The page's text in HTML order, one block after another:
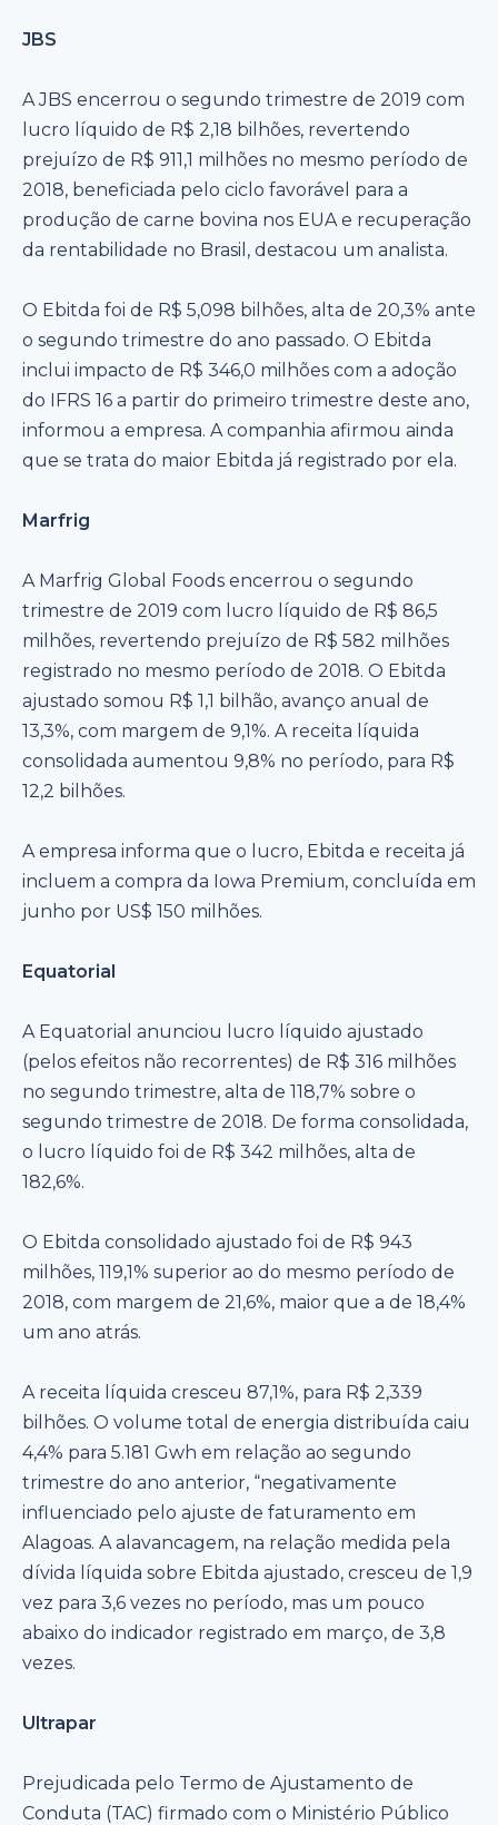
JBS
A JBS encerrou o segundo trimestre de 2019 com
lucro líquido de R$ 2,18 bilhões, revertendo
prejuízo de R$ 911,1 milhões no mesmo período de
2018, beneficiada pelo ciclo favorável para a
produção de carne bovina nos EUA e recuperação
da rentabilidade no Brasil, destacou um analista.
O Ebitda foi de R$ 5,098 bilhões, alta de 20,3% ante
o segundo trimestre do ano passado. O Ebitda
inclui impacto de R$ 346,0 milhões com a adoção
do IFRS 16 a partir do primeiro trimestre deste ano,
informou a empresa. A companhia afirmou ainda
que se trata do maior Ebitda já registrado por ela.
Marfrig
A Marfrig Global Foods encerrou o segundo
trimestre de 2019 com lucro líquido de R$ 86,5
milhões, revertendo prejuízo de R$ 582 milhões
registrado no mesmo período de 2018. O Ebitda
ajustado somou R$ 1,1 bilhão, avanço anual de
13,3%, com margem de 9,1%. A receita líquida
consolidada aumentou 9,8% no período, para R$
12,2 bilhões.
A empresa informa que o lucro, Ebitda e receita já
incluem a compra da Iowa Premium, concluída em
junho por US$ 150 milhões.
Equatorial
A Equatorial anunciou lucro líquido ajustado
(pelos efeitos não recorrentes) de R$ 316 milhões
no segundo trimestre, alta de 118,7% sobre o
segundo trimestre de 2018. De forma consolidada,
o lucro líquido foi de R$ 342 milhões, alta de
182,6%.
O Ebitda consolidado ajustado foi de R$ 943
milhões, 119,1% superior ao do mesmo período de
2018, com margem de 21,6%, maior que a de 18,4%
um ano atrás.
A receita líquida cresceu 87,1%, para R$ 2,339
bilhões. O volume total de energia distribuída caiu
4,4% para 5.181 Gwh em relação ao segundo
trimestre do ano anterior, “negativamente
influenciado pelo ajuste de faturamento em
Alagoas. A alavancagem, na relação medida pela
dívida líquida sobre Ebitda ajustado, cresceu de 1,9
vez para 3,6 vezes no período, mas um pouco
abaixo do indicador registrado em março, de 3,8
vezes.
Ultrapar
Prejudicada pelo Termo de Ajustamento de
Conduta (TAC) firmado com o Ministério Público